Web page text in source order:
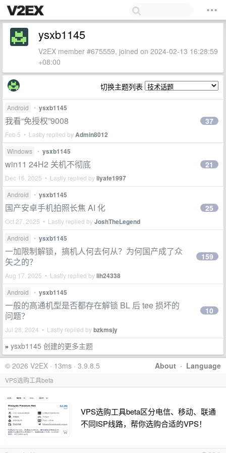
ysxb1145
V2EX member #675559, joined on 2024-02-13 16:28:59
+08:00
切换主题列表
Android • ysxb1145
我看“免授权”9008
Feb 5 • Lastly replied byAdmin8012
37
Windows • ysxb1145
win11 24H2 关机不彻底
Dec 16, 2025 • Lastly replied byliyafe1997
21
Android • ysxb1145
国产安卓手机拍照长焦 AI 化
Oct 27, 2025 • Lastly replied byJoshTheLegend
25
Android • ysxb1145
一加限制解锁，搞机人何去何从？为何国产成了众
矢之的？
Aug 17, 2025 • Lastly replied bylih24338
159
Android • ysxb1145
一般的高通机型是否都存在解锁 BL 后 tee 损坏的
问题？
Jul 28, 2024 • Lastly replied bybzkmsjy
10
» ysxb1145 创建的更多主题
About · Language
© 2026 V2EX · 13ms · 3.9.8.5
VPS选购工具beta
VPS选购工具beta区分电信、移动、联通
不同ISP线路，帮你选购合适的VPS！